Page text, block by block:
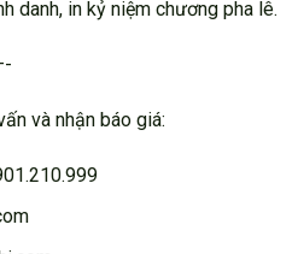
danh, in kỷ niệm chương pha lê.
và nhận báo giá: